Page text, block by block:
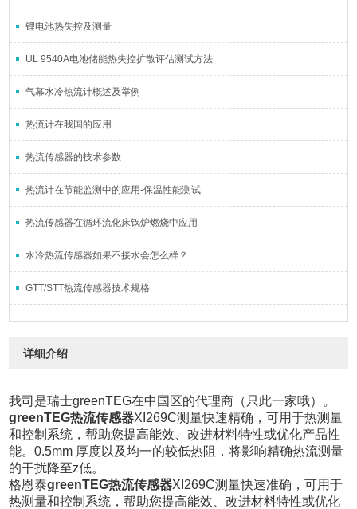
锂电池热失控及测量
UL 9540A电池储能热失控扩散评估测试方法
气幕水冷热流计概述及举例
热流计在我国的应用
热流传感器的技术参数
热流计在节能监测中的应用-保温性能测试
热流传感器在循环流化床锅炉燃烧中应用
水冷热流传感器如果不接水会怎么样？
GTT/STT热流传感器技术规格
详细介绍
我司是瑞士greenTEG在中国区的代理商（只此一家哦）。
greenTEG热流传感器XI269C测量快速精确，可用于热测量
和控制系统，帮助您提高能效、改进材料特性或优化产品性
能。0.5mm 厚度以及均一的较低热阻，将影响精确热流测量
的干扰降至z低。
格恩泰greenTEG热流传感器XI269C测量快速准确，可用于
热测量和控制系统，帮助您提高能效、改进材料特性或优化